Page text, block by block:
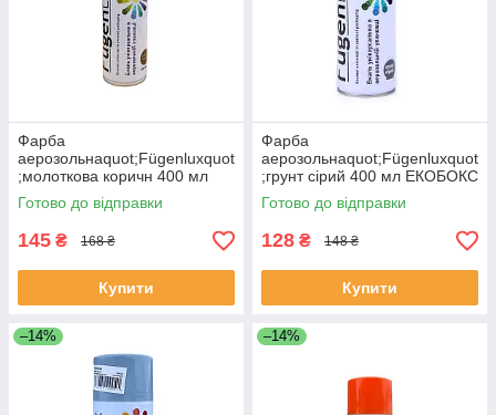
Фарба
аерозольнаquot;Fügenluxquot
;молоткова коричн 400 мл
ЕКОБОКС
Готово до відправки
145 ₴ 168 ₴
Купити
Фарба
аерозольнаquot;Fügenluxquot
;грунт сірий 400 мл ЕКОБОКС
Готово до відправки
128 ₴ 148 ₴
Купити
–14% –14%